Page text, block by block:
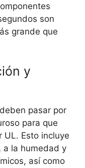
son
grande que
y
deben pasar por
para que
UL. Esto incluye
a la humedad y
así como